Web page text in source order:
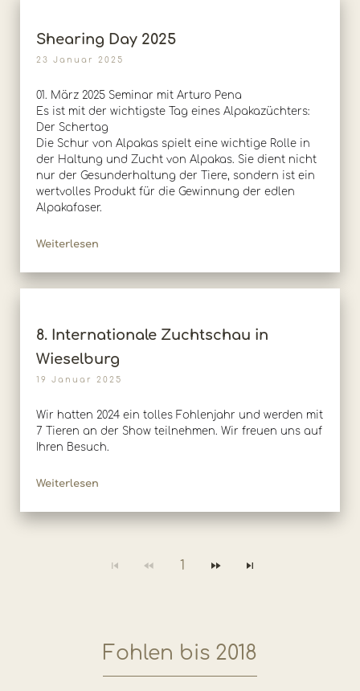
Shearing Day 2025
23 Januar 2025
01. März 2025 Seminar mit Arturo Pena
Es ist mit der wichtigste Tag eines Alpakazüchters:
Der Schertag
Die Schur von Alpakas spielt eine wichtige Rolle in
der Haltung und Zucht von Alpakas. Sie dient nicht
nur der Gesunderhaltung der Tiere, sondern ist ein
wertvolles Produkt für die Gewinnung der edlen
Alpakafaser.
Weiterlesen
8. Internationale Zuchtschau in
Wieselburg
19 Januar 2025
Wir hatten 2024 ein tolles Fohlenjahr und werden mit
7 Tieren an der Show teilnehmen. Wir freuen uns auf
Ihren Besuch.
Weiterlesen
1
Fohlen bis 2018